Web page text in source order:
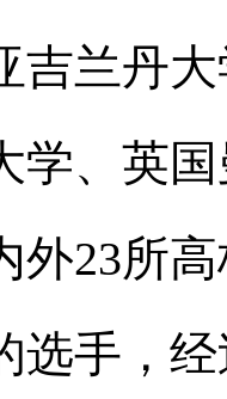
吉兰丹
学、英
外23所
手，经